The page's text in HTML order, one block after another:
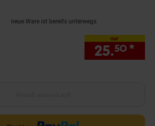
neue Ware ist bereits unterwegs
nur
25.50 *